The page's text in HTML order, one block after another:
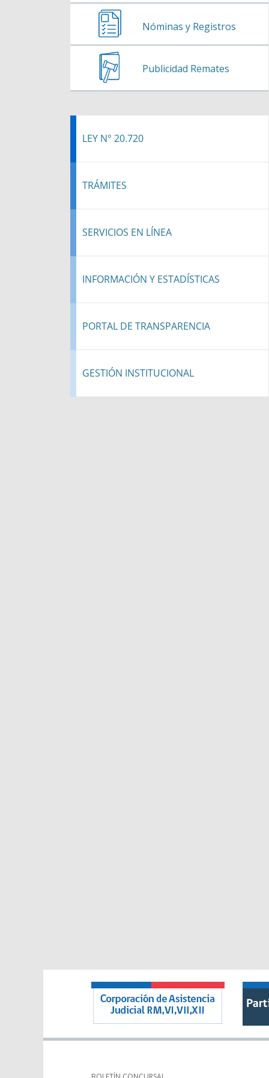
Nóminas y Registros
Publicidad Remates
LEY N° 20.720
TRÁMITES
SERVICIOS EN LÍNEA
INFORMACIÓN Y ESTADÍSTICAS
PORTAL DE TRANSPARENCIA
GESTIÓN INSTITUCIONAL